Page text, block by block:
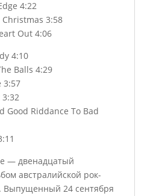
4:22
3:58
Out 4:06
4:10
Balls 4:29
3:57
3:32
Good Riddance To Bad
— двенадцатый
австралийской рок-
Выпущенный 24 сентября